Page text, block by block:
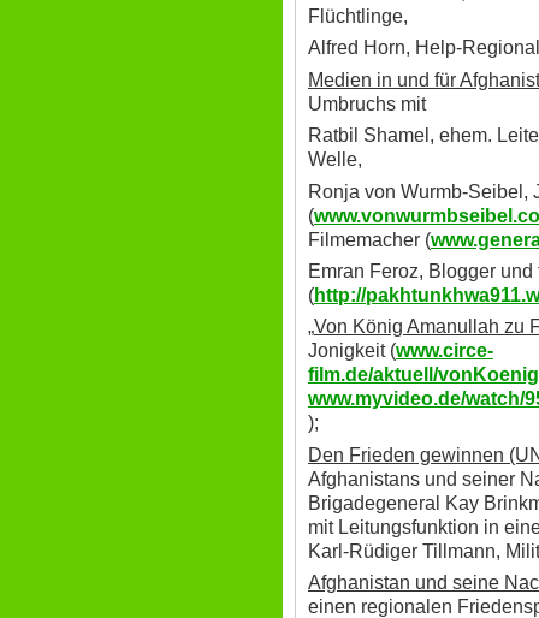
Flüchtlinge,
Alfred Horn, Help-
Medien in und für
Umbruchs mit
Ratbil Shamel, ehem.
Welle,
Ronja von Wurmb-Seibel,
(
Filmemacher (
Emran Feroz, Blogger
(http://
„Von König Amanullah zu
Jonigkeit (www.circe-
film.de/aktuell/
www.myvideo.de/watch/
);
Den Frieden gewinnen
Afghanistans und seiner
Brigadegeneral Kay
mit Leitungsfunktion in
Karl-Rüdiger Tillmann,
Afghanistan und seine
einen regionalen